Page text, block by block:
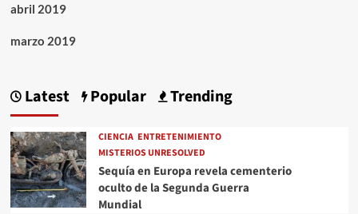
abril 2019
marzo 2019
Latest Popular Trending
CIENCIA ENTRETENIMIENTO
MISTERIOS UNRESOLVED
Sequía en Europa revela cementerio
oculto de la Segunda Guerra
Mundial